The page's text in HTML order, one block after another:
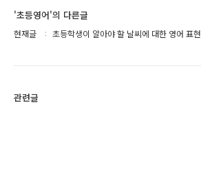
'초등영어'의 다른글
현재글 초등학생이 알아야 할 날씨에 대한 영어 표현
관련글